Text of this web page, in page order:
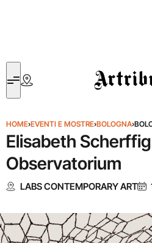
Artribune
HOME›EVENTI E MOSTRE›BOLOGNA›
Elisabeth
Observatorium
LABS CONTEMPORARY ART